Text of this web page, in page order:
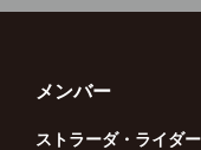
メンバー
ストラーダ・ライダ